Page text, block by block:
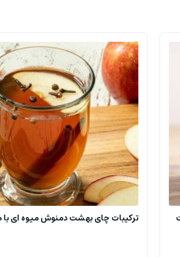
ترکیبات چای بهشت دمنوش میوه ای با